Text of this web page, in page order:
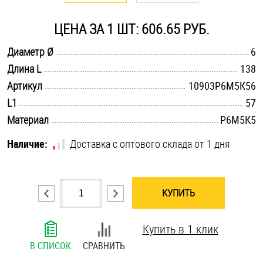
Стопорные кольца
Такелаж
Хомуты
Шайбы
Шпильки
Штифты и пальцы
ЦЕНА ЗА 1 ШТ: 606.65 РУБ.
Диаметр Ø
6
Длина L
138
Артикул
10903Р6М5К56
L1
57
Материал
Р6М5К5
Наличие:
Доставка с оптового склада от 1 дня
КУПИТЬ
В СПИСОК СРАВНИТЬ
Купить в 1 клик